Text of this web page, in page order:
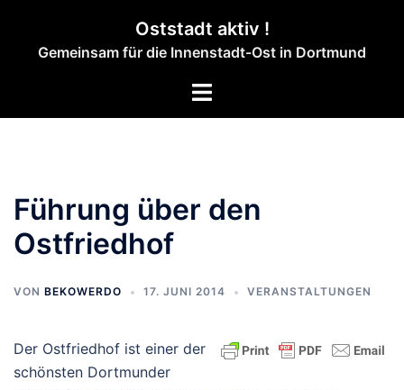
springen
Oststadt aktiv !
Gemeinsam für die Innenstadt-Ost in Dortmund
Menü
Führung über den
Ostfriedhof
VON BEKOWERDO 17. JUNI 2014 VERANSTALTUNGEN
Der Ostfriedhof ist einer der
schönsten Dortmunder